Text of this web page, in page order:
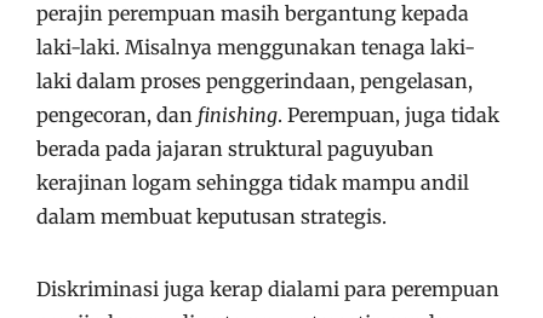
perajin perempuan masih bergantung kepada
laki-laki. Misalnya menggunakan tenaga laki-
laki dalam proses penggerindaan, pengelasan,
pengecoran, dan finishing. Perempuan, juga tidak
berada pada jajaran struktural paguyuban
kerajinan logam sehingga tidak mampu andil
dalam membuat keputusan strategis.
Diskriminasi juga kerap dialami para perempuan